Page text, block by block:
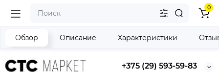
+375 (29) 593-59-83
0
Обзор Описание Характеристики